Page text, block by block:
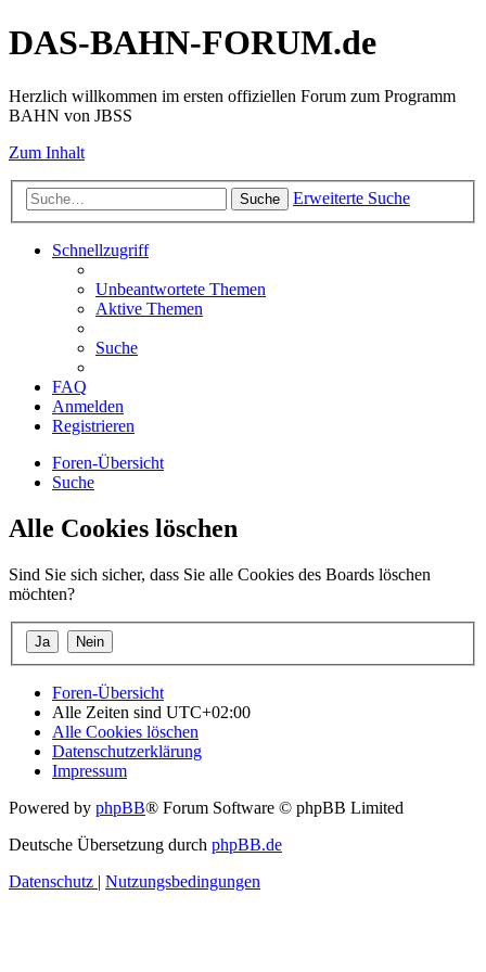
DAS-BAHN-FORUM.de
Herzlich willkommen im ersten offiziellen Forum zum Programm
BAHN von JBSS
Zum Inhalt
Suche Erweiterte Suche
Schnellzugriff
Unbeantwortete Themen
Aktive Themen
Suche
FAQ
Anmelden
Registrieren
Foren-Übersicht
Suche
Alle Cookies löschen
Sind Sie sich sicher, dass Sie alle Cookies des Boards löschen
möchten?
Foren-Übersicht
Alle Zeiten sind UTC+02:00
Alle Cookies löschen
Datenschutzerklärung
Impressum
Powered by phpBB® Forum Software © phpBB Limited
Deutsche Übersetzung durch phpBB.de
Datenschutz | Nutzungsbedingungen